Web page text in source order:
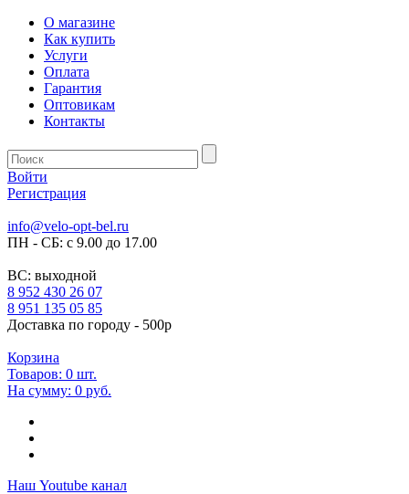
О магазине
Как купить
Услуги
Оплата
Гарантия
Оптовикам
Контакты
Войти
Регистрация
info@velo-opt-bel.ru
ПН - СБ: с 9.00 до 17.00
ВС: выходной
8 952 430 26 07
8 951 135 05 85
Доставка по городу - 500р
Корзина
Товаров: 0 шт.
На сумму: 0 руб.
Наш Youtube канал